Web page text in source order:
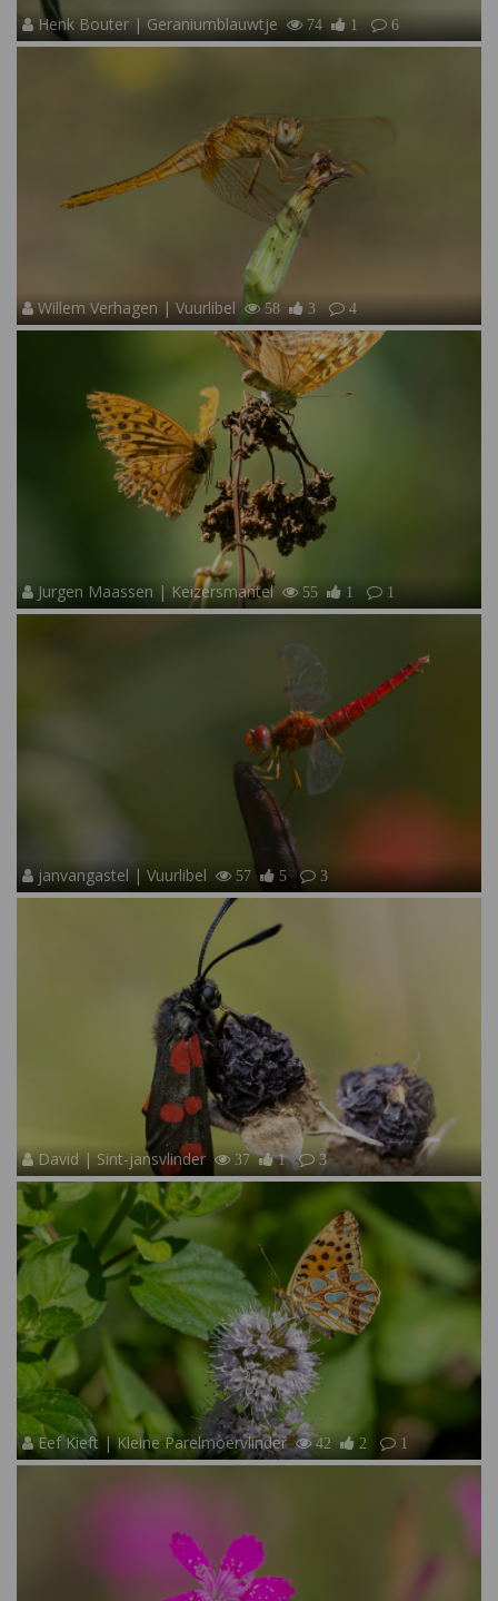
Henk Bouter | Geraniumblauwtje 74 1 6
Willem Verhagen | Vuurlibel 58 3 4
Jurgen Maassen | Keizersmantel 55 1 1
janvangastel | Vuurlibel 57 5 3
David | Sint-jansvlinder 37 1 3
Eef Kieft | Kleine Parelmoervlinder 42 2 1